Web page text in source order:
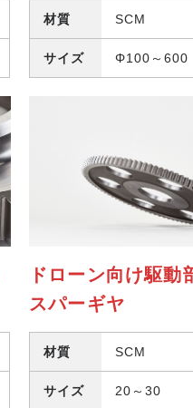
材質 SCM
サイズ Φ100～600
ドローン向け駆動
スパーギヤ
材質 SCM
サイズ 20～30